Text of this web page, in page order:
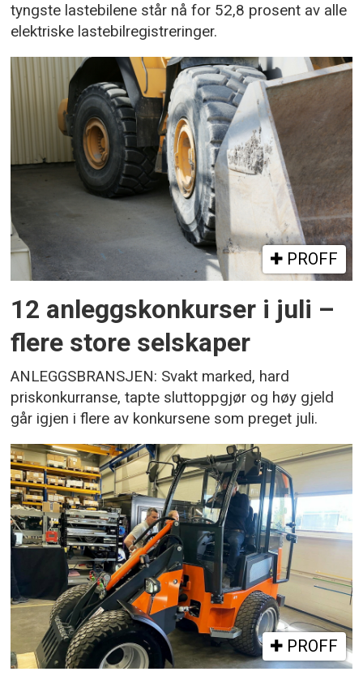
tyngste lastebilene står nå for 52,8 prosent av alle
elektriske lastebilregistreringer.
PROFF
12 anleggskonkurser i juli –
flere store selskaper
ANLEGGSBRANSJEN: Svakt marked, hard
priskonkurranse, tapte sluttoppgjør og høy gjeld
går igjen i flere av konkursene som preget juli.
PROFF